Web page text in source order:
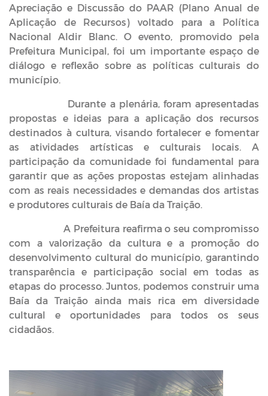
Apreciação e Discussão do PAAR (Plano Anual de
Aplicação de Recursos) voltado para a Política
Nacional Aldir Blanc. O evento, promovido pela
Prefeitura Municipal, foi um importante espaço de
diálogo e reflexão sobre as políticas culturais do
município.
Durante a plenária, foram apresentadas
propostas e ideias para a aplicação dos recursos
destinados à cultura, visando fortalecer e fomentar
as atividades artísticas e culturais locais. A
participação da comunidade foi fundamental para
garantir que as ações propostas estejam alinhadas
com as reais necessidades e demandas dos artistas
e produtores culturais de Baía da Traição.
A Prefeitura reafirma o seu compromisso
com a valorização da cultura e a promoção do
desenvolvimento cultural do município, garantindo
transparência e participação social em todas as
etapas do processo. Juntos, podemos construir uma
Baía da Traição ainda mais rica em diversidade
cultural e oportunidades para todos os seus
cidadãos.